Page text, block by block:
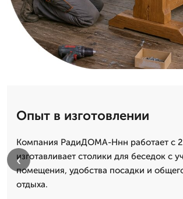
Опыт в изготовлении
Компания РадиДОМА-Ннн работает с
изготавливает столики для беседок с
помещения, удобства посадки и
отдыха.
‹